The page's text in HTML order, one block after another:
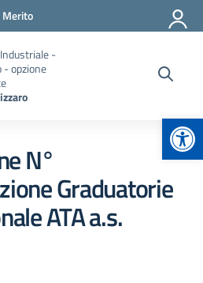
-
- opzione
N°
Graduatorie
ATA a.s.